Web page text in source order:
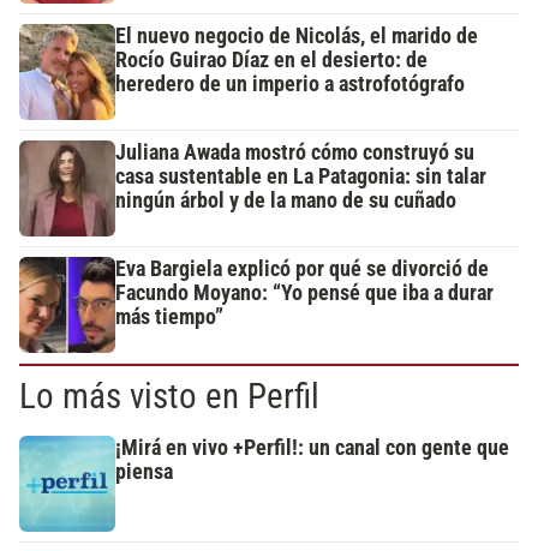
El nuevo negocio de Nicolás, el marido de
Rocío Guirao Díaz en el desierto: de
heredero de un imperio a astrofotógrafo
Juliana Awada mostró cómo construyó su
casa sustentable en La Patagonia: sin talar
ningún árbol y de la mano de su cuñado
Eva Bargiela explicó por qué se divorció de
Facundo Moyano: “Yo pensé que iba a durar
más tiempo”
Lo más visto en Perfil
¡Mirá en vivo +Perfil!: un canal con gente que
piensa